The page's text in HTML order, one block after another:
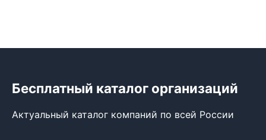
Бесплатный каталог организаций
Актуальный каталог компаний по всей России